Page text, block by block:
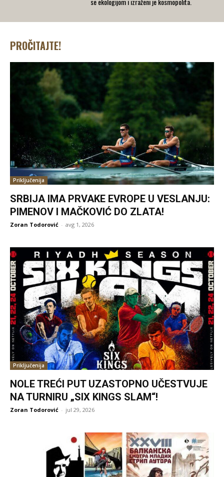
PROČITAJTE!
Priključenija
SRBIJA IMA PRVAKE EVROPE U VESLANJU:
PIMENOV I MAČKOVIĆ DO ZLATA!
Zoran Todorović - avg 1, 2026
Priključenija
NOLE TREĆI PUT UZASTOPNO UČESTVUJE
NA TURNIRU „SIX KINGS SLAM“!
Zoran Todorović - jul 29, 2026